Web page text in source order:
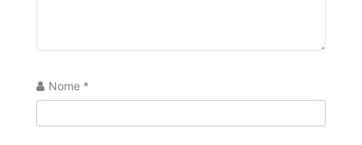
Nome *